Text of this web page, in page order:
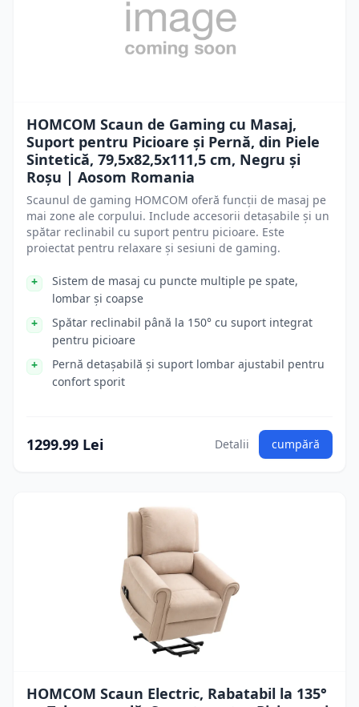
HOMCOM Scaun de Gaming cu Masaj,
Suport pentru Picioare și Pernă, din Piele
Sintetică, 79,5x82,5x111,5 cm, Negru și
Roșu | Aosom Romania
Scaunul de gaming HOMCOM oferă funcții de masaj pe
mai zone ale corpului. Include accesorii detașabile și un
spătar reclinabil cu suport pentru picioare. Este
proiectat pentru relaxare și sesiuni de gaming.
Sistem de masaj cu puncte multiple pe spate,
lombar și coapse
Spătar reclinabil până la 150° cu suport integrat
pentru picioare
Pernă detașabilă și suport lombar ajustabil pentru
confort sporit
1299.99 Lei Detalii cumpără
HOMCOM Scaun Electric, Rabatabil la 135°